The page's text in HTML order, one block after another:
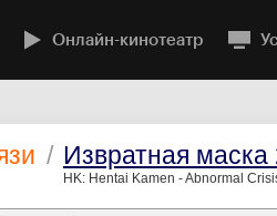
Онлайн-кинотеатр
/ Извратная маска
HK: Hentai Kamen - Abnormal